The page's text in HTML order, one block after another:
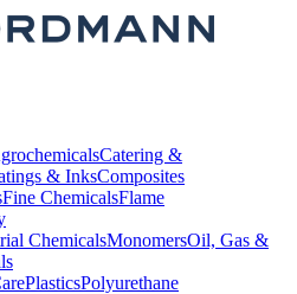
Catering &
& InksComposites
Fine ChemicalsFlame
ChemicalsMonomersOil, Gas &
PlasticsPolyurethane